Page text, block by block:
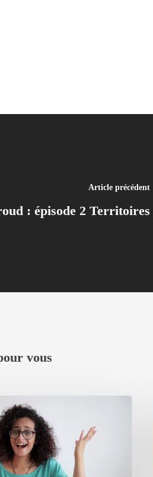
Article précédent
: épisode 2 Territoires
vous